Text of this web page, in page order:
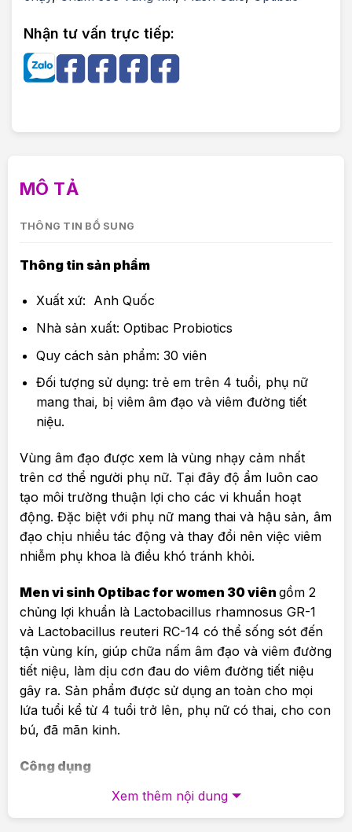
Nhận tư vấn trực tiếp:
MÔ TẢ
THÔNG TIN BỔ SUNG
Thông tin sản phẩm
Xuất xứ: Anh Quốc
Nhà sản xuất: Optibac Probiotics
Quy cách sản phẩm: 30 viên
Đối tượng sử dụng: trẻ em trên 4 tuổi, phụ nữ
mang thai, bị viêm âm đạo và viêm đường tiết
niệu.
Vùng âm đạo được xem là vùng nhạy cảm nhất
trên cơ thể người phụ nữ. Tại đây độ ẩm luôn cao
tạo môi trường thuận lợi cho các vi khuẩn hoạt
động. Đặc biệt với phụ nữ mang thai và hậu sản, âm
đạo chịu nhiều tác động và thay đổi nên việc viêm
nhiễm phụ khoa là điều khó tránh khỏi.
Men vi sinh Optibac for women 30 viên gồm 2
chủng lợi khuẩn là Lactobacillus rhamnosus GR-1
và Lactobacillus reuteri RC-14 có thể sống sót đến
tận vùng kín, giúp chữa nấm âm đạo và viêm đường
tiết niệu, làm dịu cơn đau do viêm đường tiết niệu
gây ra. Sản phẩm được sử dụng an toàn cho mọi
lứa tuổi kể từ 4 tuổi trở lên, phụ nữ có thai, cho con
bú, đã mãn kinh.
Công dụng
Phòng và hỗ trợ điều trị viêm âm đạo, nấm âm
đạo, vùng kín và viêm đường tiết niệu hiệu quả.
Xem thêm nội dung